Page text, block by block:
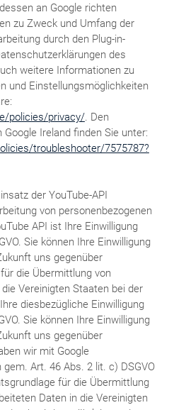
an Google richten
zu Zweck und Umfang der
durch den Plug-in-
des
weitere Informationen zu
und Einstellungsmöglichkeiten
policies/privacy/. Den
Ireland finden Sie unter:
troubleshooter/7575787?
der YouTube-API
von personenbezogenen
API ist Ihre Einwilligung
Sie können Ihre Einwilligung
uns gegenüber
die Übermittlung von
Vereinigten Staaten bei der
diesbezügliche Einwilligung
Sie können Ihre Einwilligung
uns gegenüber
wir mit Google
Art. 46 Abs. 2 lit. c) DSGVO
für die Übermittlung
Daten in die Vereinigten